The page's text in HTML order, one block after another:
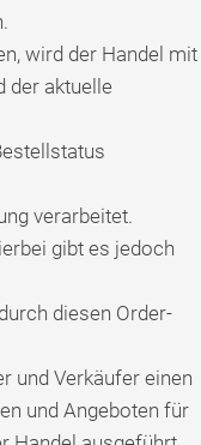
wird der Handel mit
der aktuelle
verarbeitet.
gibt es jedoch
diesen Order-
und Verkäufer einen
und Angeboten für